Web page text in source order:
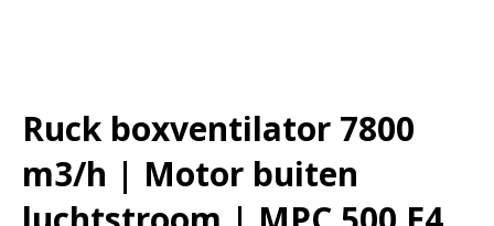
Ruck boxventilator 7800
m3/h | Motor buiten